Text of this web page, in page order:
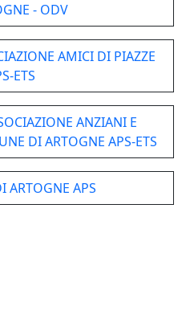
- ODV
AMICI DI PIAZZE
ETS
ANZIANI E
DI ARTOGNE APS-ETS
ARTOGNE APS